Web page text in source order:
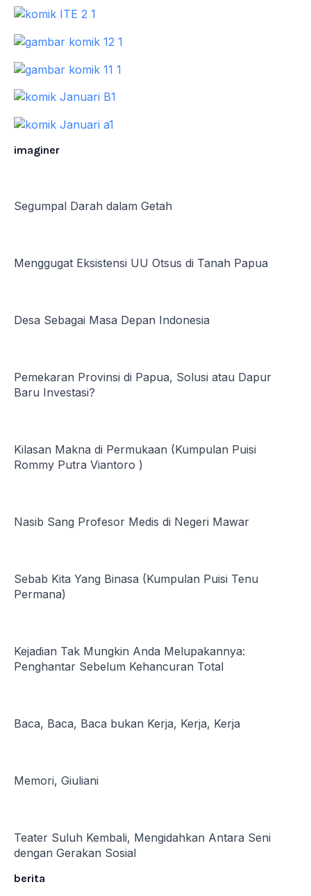
imaginer
Segumpal Darah dalam Getah
Menggugat Eksistensi UU Otsus di Tanah Papua
Desa Sebagai Masa Depan Indonesia
Pemekaran Provinsi di Papua, Solusi atau Dapur
Baru Investasi?
Kilasan Makna di Permukaan (Kumpulan Puisi
Rommy Putra Viantoro )
Nasib Sang Profesor Medis di Negeri Mawar
Sebab Kita Yang Binasa (Kumpulan Puisi Tenu
Permana)
Kejadian Tak Mungkin Anda Melupakannya:
Penghantar Sebelum Kehancuran Total
Baca, Baca, Baca bukan Kerja, Kerja, Kerja
Memori, Giuliani
Teater Suluh Kembali, Mengidahkan Antara Seni
dengan Gerakan Sosial
berita